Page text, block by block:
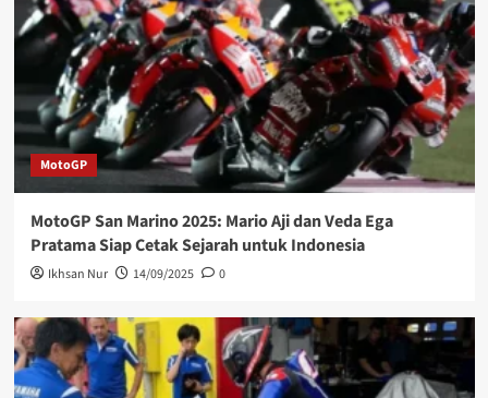
MotoGP
MotoGP San Marino 2025: Mario Aji dan Veda Ega
Pratama Siap Cetak Sejarah untuk Indonesia
Ikhsan Nur 14/09/2025 0